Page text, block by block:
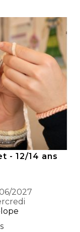
- 12/14 ans
2027